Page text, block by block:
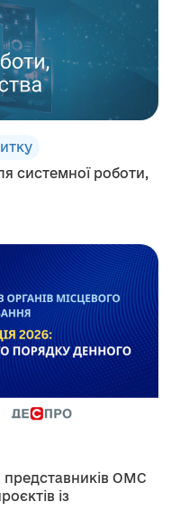
системної роботи,
ОМС
із